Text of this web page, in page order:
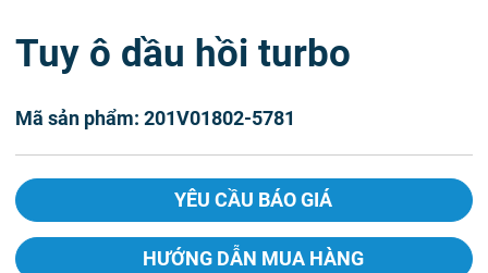
Tuy ô dầu hồi turbo
Mã sản phẩm: 201V01802-5781
YÊU CẦU BÁO GIÁ
HƯỚNG DẪN MUA HÀNG